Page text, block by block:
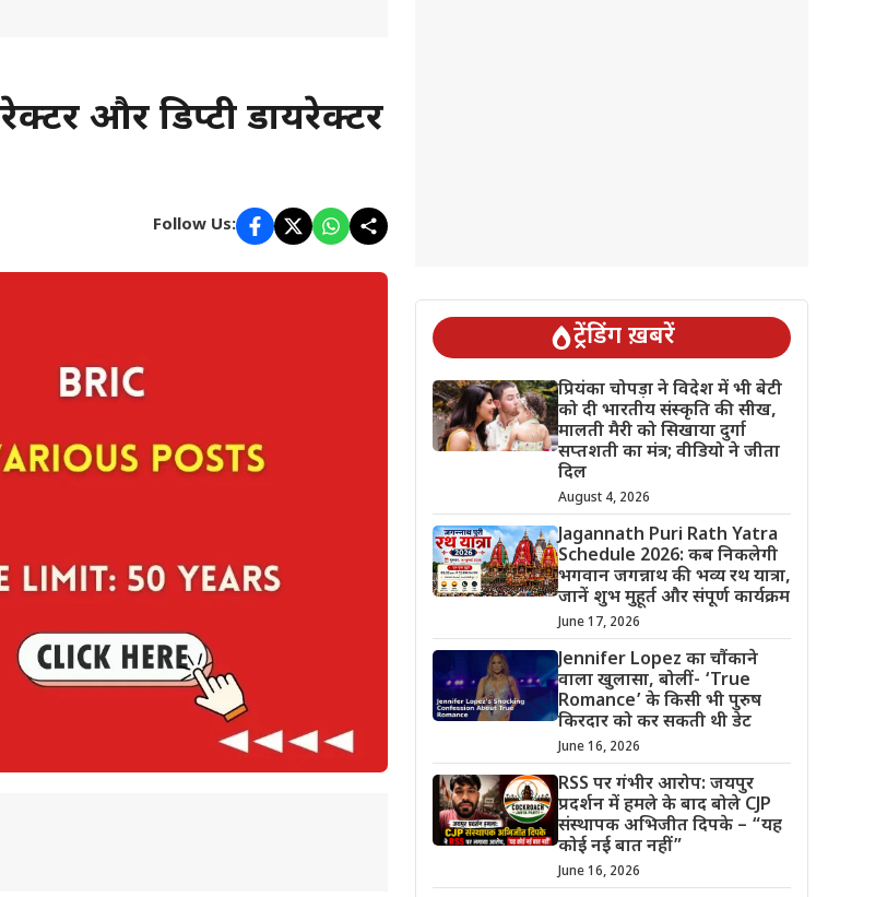
और डिप्टी डायरेक्टर
Follow Us:
ट्रेंडिंग ख़बरें
प्रियंका चोपड़ा ने विदेश में भी बेटी
को दी भारतीय संस्कृति की सीख,
मालती मैरी को सिखाया दुर्गा
सप्तशती का मंत्र; वीडियो ने जीता
दिल
August 4, 2026
Jagannath Puri Rath Yatra
Schedule 2026: कब निकलेगी
भगवान जगन्नाथ की भव्य रथ यात्रा,
जानें शुभ मुहूर्त और संपूर्ण कार्यक्रम
June 17, 2026
Jennifer Lopez का चौंकाने
वाला खुलासा, बोलीं- ‘True
Romance’ के किसी भी पुरुष
किरदार को कर सकती थी डेट
June 16, 2026
RSS पर गंभीर आरोप: जयपुर
प्रदर्शन में हमले के बाद बोले CJP
संस्थापक अभिजीत दिपके – “यह
कोई नई बात नहीं”
June 16, 2026